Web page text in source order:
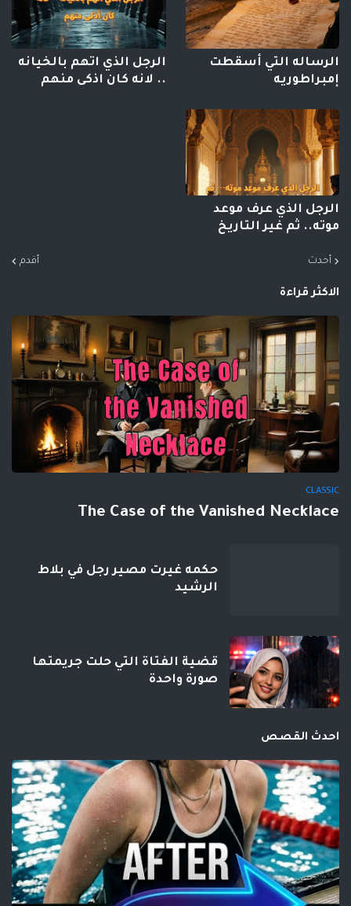
الرساله التي أسقطت
إمبراطوريه
الرجل الذي اتهم بالخيانه
.. لانه كان اذكى منهم
الرجل الذي عرف موعد
موته.. ثم غير التاريخ
أحدث أقدم
الاكثر قراءة
CLASSIC
The Case of the Vanished Necklace
حكمه غيرت مصير رجل في بلاط
الرشيد
قضية الفتاة التي حلت جريمتها
صورة واحدة
احدث القصص